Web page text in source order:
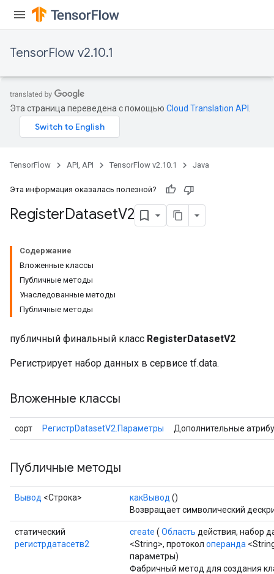
TensorFlow v2.10.1
Эта страница переведена с помощью Cloud Translation API
TensorFlow API, API TensorFlow v2.10.1 Java
Эта информация оказалась полезной?
RegisterDatasetV2
Содержание
Вложенные классы
Публичные методы
Унаследованные методы
Публичные методы
публичный финальный класс RegisterDatasetV2
Регистрирует набор данных в сервисе tf.data.
Вложенные классы
сорт РегистрDatasetV2.Параметры Дополнительные
Публичные методы
Вывод <Строка> какВывод ()
Возвращает символический
статический
регистрдатасетв2
create ( Область действия, набор
<String>, протокол операнда
параметры)
Фабричный метод для создания